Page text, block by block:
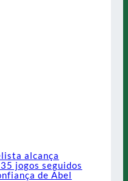
alcança
jogos seguidos
de Abel